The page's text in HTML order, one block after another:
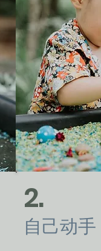
2.
自己动手